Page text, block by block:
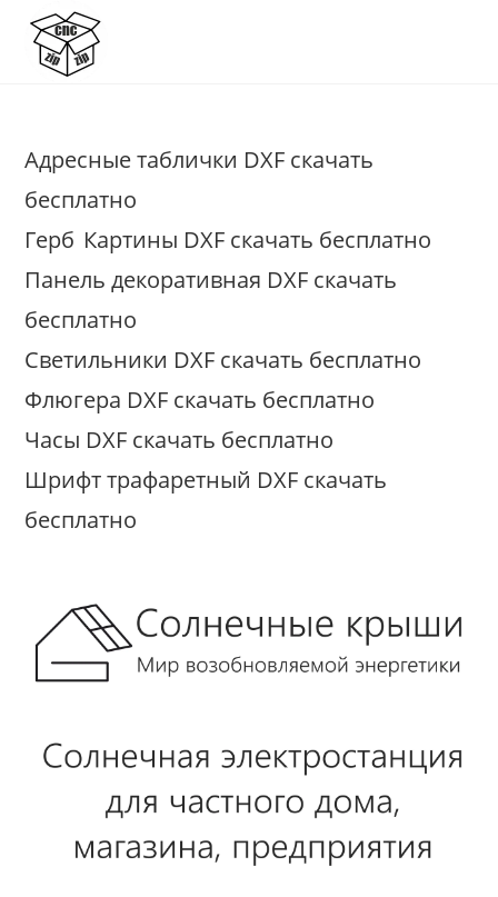
Перейти
содержимому
Адресные таблички DXF скачать
бесплатно
Герб Картины DXF скачать бесплатно
Панель декоративная DXF скачать
бесплатно
Светильники DXF скачать бесплатно
Флюгера DXF скачать бесплатно
Часы DXF скачать бесплатно
Шрифт трафаретный DXF скачать
бесплатно